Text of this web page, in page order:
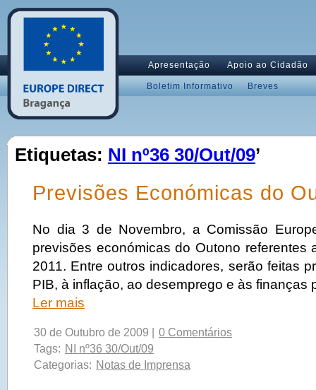
Apresentação Apoio ao Cidadão
Boletim Informativo Breves
Etiquetas: NI nº36 30/Out/09’
Previsões Económicas do
No dia 3 de Novembro, a Comissão
previsões económicas do Outono referentes
2011. Entre outros indicadores, serão feitas
PIB, à inflação, ao desemprego e às finanças
Ler mais
30 de Outubro de 2009 |
0 Comentários
Tags: NI nº36 30/Out/09
Categorias: Notas de Imprensa